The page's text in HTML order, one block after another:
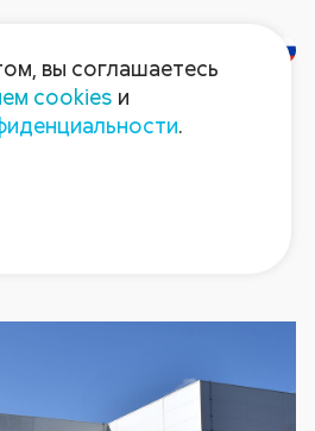
вы соглашаетесь
cookies и
.